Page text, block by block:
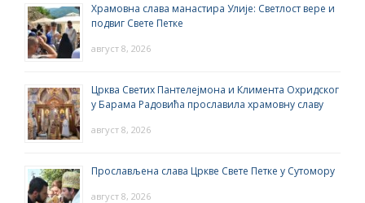
Храмовна слава манастира Улије: Светлост вере и
подвиг Свете Петке
август 8, 2026
Црква Светих Пантелејмона и Климента Охридског
у Барама Радовића прославила храмовну славу
август 8, 2026
Прослављена слава Цркве Свете Петке у Сутомору
август 8, 2026